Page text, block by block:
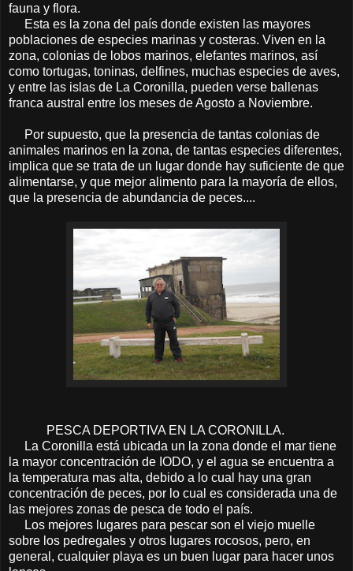
fauna y flora.
Esta es la zona del país donde existen las mayores
poblaciones de especies marinas y costeras. Viven en la
zona, colonias de lobos marinos, elefantes marinos, así
como tortugas, toninas, delfines, muchas especies de aves,
y entre las islas de La Coronilla, pueden verse ballenas
franca austral entre los meses de Agosto a Noviembre.
Por supuesto, que la presencia de tantas colonias de
animales marinos en la zona, de tantas especies diferentes,
implica que se trata de un lugar donde hay suficiente de que
alimentarse, y que mejor alimento para la mayoría de ellos,
que la presencia de abundancia de peces....
PESCA DEPORTIVA EN LA CORONILLA.
La Coronilla está ubicada un la zona donde el mar tiene
la mayor concentración de IODO, y el agua se encuentra a
la temperatura mas alta, debido a lo cual hay una gran
concentración de peces, por lo cual es considerada una de
las mejores zonas de pesca de todo el país.
Los mejores lugares para pescar son el viejo muelle
sobre los pedregales y otros lugares rocosos, pero, en
general, cualquier playa es un buen lugar para hacer unos